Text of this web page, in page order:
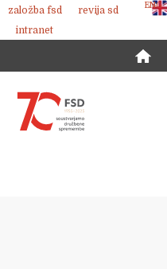
ENG
založba fsd
revija sd
intranet